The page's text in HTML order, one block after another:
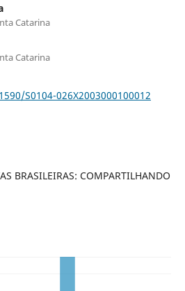
Catarina
Catarina
S0104-026X2003000100012
BRASILEIRAS: COMPARTILHANDO